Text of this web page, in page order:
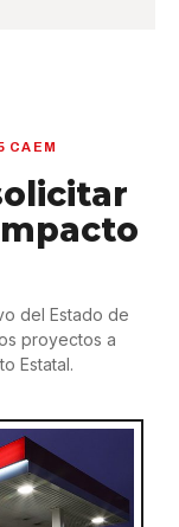
CAEM
del Estado de
proyectos a
Estatal.